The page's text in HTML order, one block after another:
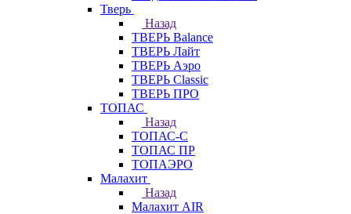
Тверь
Назад
ТВЕРЬ Balance
ТВЕРЬ Лайт
ТВЕРЬ Аэро
ТВЕРЬ Classic
ТВЕРЬ ПРО
ТОПАС
Назад
ТОПАС-С
ТОПАС ПР
ТОПАЭРО
Малахит
Назад
Малахит AIR